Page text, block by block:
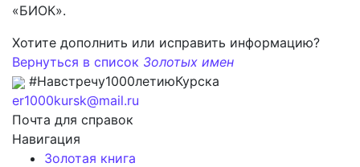
«БИОК».
Хотите дополнить или исправить информацию?
Вернуться в список Золотых имен
#Навстречу1000летиюКурска
er1000kursk@mail.ru
Почта для справок
Навигация
Золотая книга